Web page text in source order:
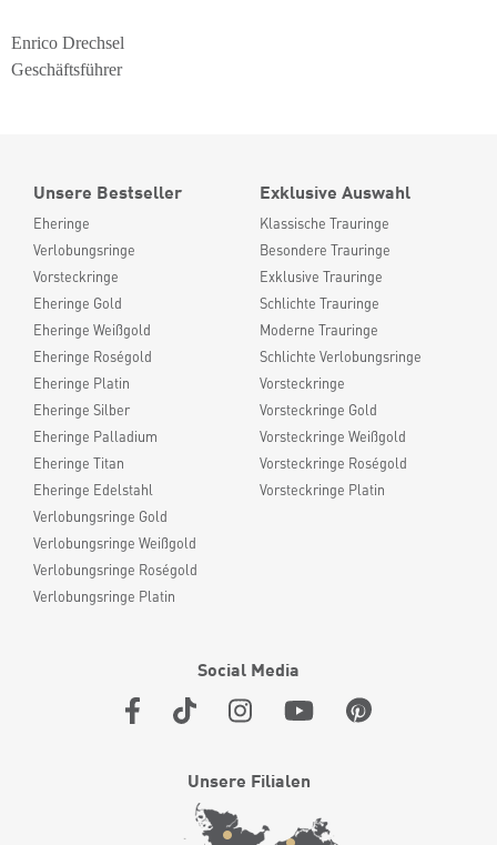
Enrico Drechsel
Geschäftsführer
Unsere Bestseller
Eheringe
Verlobungsringe
Vorsteckringe
Eheringe Gold
Eheringe Weißgold
Eheringe Roségold
Eheringe Platin
Eheringe Silber
Eheringe Palladium
Eheringe Titan
Eheringe Edelstahl
Verlobungsringe Gold
Verlobungsringe Weißgold
Verlobungsringe Roségold
Verlobungsringe Platin
Exklusive Auswahl
Klassische Trauringe
Besondere Trauringe
Exklusive Trauringe
Schlichte Trauringe
Moderne Trauringe
Schlichte Verlobungsringe
Vorsteckringe
Vorsteckringe Gold
Vorsteckringe Weißgold
Vorsteckringe Roségold
Vorsteckringe Platin
Social Media
Unsere Filialen